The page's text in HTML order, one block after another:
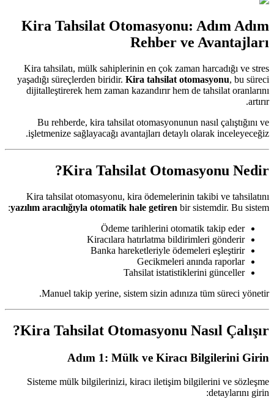
Kira Tahsilat Otomasyonu: Adım Adım
Rehber ve Avantajları
Kira tahsilatı, mülk sahiplerinin en çok zaman harcadığı ve stres
yaşadığı süreçlerden biridir. Kira tahsilat otomasyonu, bu süreci
dijitalleştirerek hem zaman kazandırır hem de tahsilat oranlarını
artırır.
Bu rehberde, kira tahsilat otomasyonunun nasıl çalıştığını ve
işletmenize sağlayacağı avantajları detaylı olarak inceleyeceğiz.
Kira Tahsilat Otomasyonu Nedir?
Kira tahsilat otomasyonu, kira ödemelerinin takibi ve tahsilatını
yazılım aracılığıyla otomatik hale getiren bir sistemdir. Bu sistem:
Ödeme tarihlerini otomatik takip eder
Kiracılara hatırlatma bildirimleri gönderir
Banka hareketleriyle ödemeleri eşleştirir
Gecikmeleri anında raporlar
Tahsilat istatistiklerini günceller
Manuel takip yerine, sistem sizin adınıza tüm süreci yönetir.
Kira Tahsilat Otomasyonu Nasıl Çalışır?
Adım 1: Mülk ve Kiracı Bilgilerini Girin
Sisteme mülk bilgilerinizi, kiracı iletişim bilgilerini ve sözleşme
detaylarını girin: